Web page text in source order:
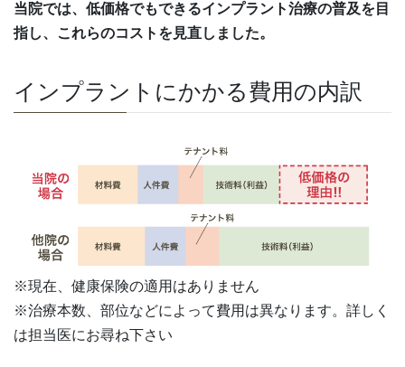
当院では、低価格でもできるインプラント治療の普及を目
指し、これらのコストを見直しました。
インプラントにかかる費用の内訳
※現在、健康保険の適用はありません
※治療本数、部位などによって費用は異なります。詳しく
は担当医にお尋ね下さい